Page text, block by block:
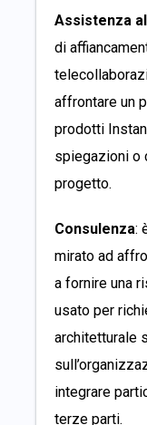
Assistenza
di
affrontare un
prodotti
spiegazioni o
progetto.
Consulenza:
mirato ad
a fornire una
usato per
architetturale
integrare
terze parti.